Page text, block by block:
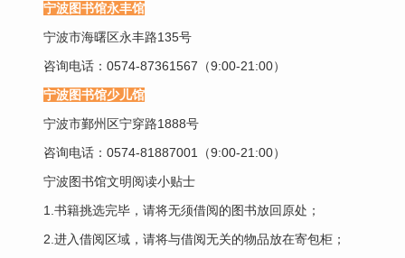
宁波图书馆永丰馆
宁波市海曙区永丰路135号
咨询电话：0574-87361567（9:00-21:00）
宁波图书馆少儿馆
宁波市鄞州区宁穿路1888号
咨询电话：0574-81887001（9:00-21:00）
宁波图书馆文明阅读小贴士
1.书籍挑选完毕，请将无须借阅的图书放回原处；
2.进入借阅区域，请将与借阅无关的物品放在寄包柜；